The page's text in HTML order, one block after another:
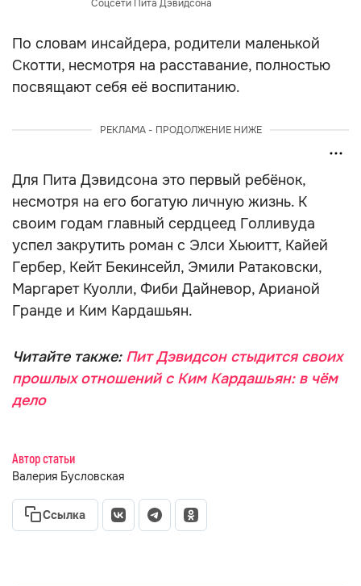
Соцсети Пита Дэвидсона
По словам инсайдера, родители маленькой
Скотти, несмотря на расставание, полностью
посвящают себя её воспитанию.
РЕКЛАМА - ПРОДОЛЖЕНИЕ НИЖЕ
Для Пита Дэвидсона это первый ребёнок,
несмотря на его богатую личную жизнь. К
своим годам главный сердцеед Голливуда
успел закрутить роман с Элси Хьюитт, Кайей
Гербер, Кейт Бекинсейл, Эмили Ратаковски,
Маргарет Куолли, Фиби Дайневор, Арианой
Гранде и Ким Кардашьян.
Читайте также: Пит Дэвидсон стыдится своих
прошлых отношений с Ким Кардашьян: в чём
дело
Автор статьи
Валерия Бусловская
Ссылка